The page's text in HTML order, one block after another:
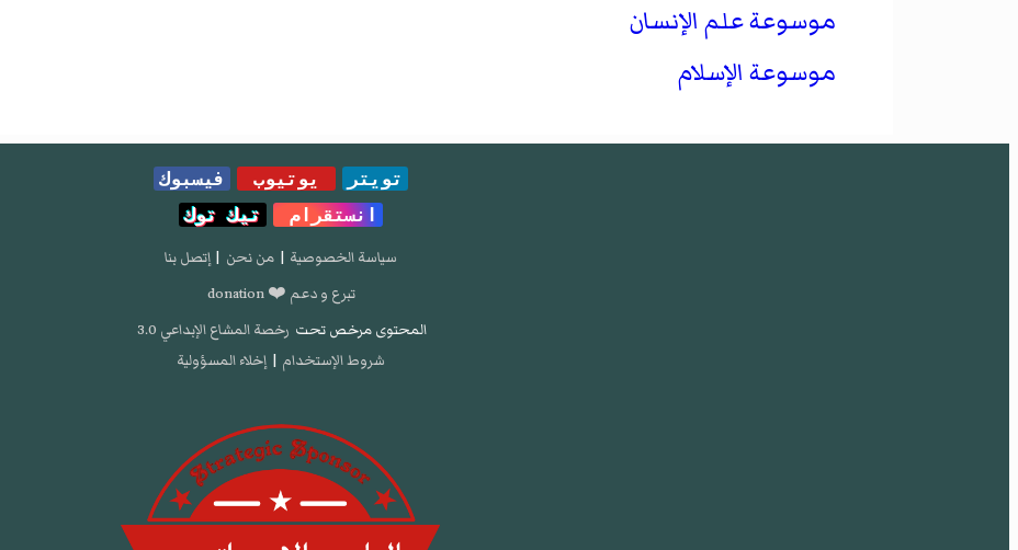
موسوعة علم الإنسان
موسوعة الإسلام
تويتر يوتيوب
فيسبوك
انستقرام
تيك توك
سياسة الخصوصية | من نحن | إتصل بنا
تبرع و دعم ❤️ donation
المحتوى مرخص تحت رخصة المشاع الإبداعي 3.0
شروط الإستخدام | إخلاء المسؤولية